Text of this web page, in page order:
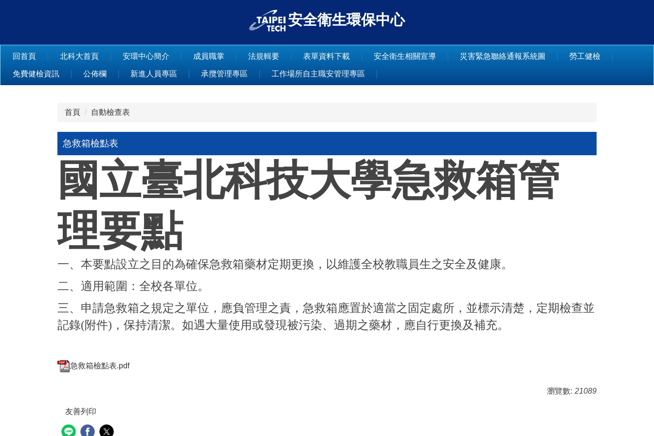
安全衛生環保中心
回首頁 北科大首頁 安環中心簡介 成員職掌 法規輯要 表單資料下載 安全衛生相關宣導 災害緊急聯絡通報系統圖 勞工健檢
免費健檢資訊 公佈欄 新進人員專區 承攬管理專區 工作場所自主職安管理專區
首頁 自動檢查表
急救箱檢點表
國立臺北科技大學急救箱管
理要點
一、本要點設立之目的為確保急救箱藥材定期更換，以維護全校教職員生之安全及健康。
二、適用範圍：全校各單位。
三、申請急救箱之規定之單位，應負管理之責，急救箱應置於適當之固定處所，並標示清楚，定期檢查並
記錄(附件)，保持清潔。 如遇大量使用或發現被污染、過期之藥材，應自行更換及補充。
急救箱檢點表.pdf
瀏覽數: 21089
友善列印